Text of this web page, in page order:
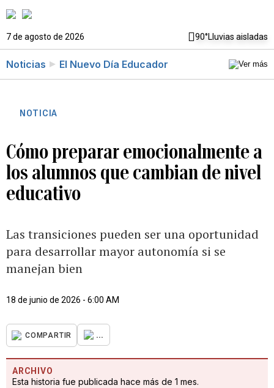
7 de agosto de 2026 90°Lluvias aisladas
Noticias El Nuevo Día Educador
NOTICIA
Cómo preparar emocionalmente a
los alumnos que cambian de nivel
educativo
Las transiciones pueden ser una oportunidad
para desarrollar mayor autonomía si se
manejan bien
18 de junio de 2026 - 6:00 AM
COMPARTIR ...
ARCHIVO
Esta historia fue publicada hace más de 1 mes.